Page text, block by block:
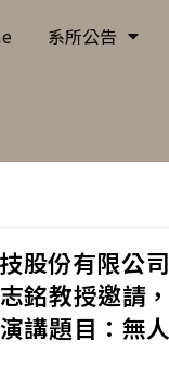
系所公告
股份有限公
銘教授邀請
講題目：無